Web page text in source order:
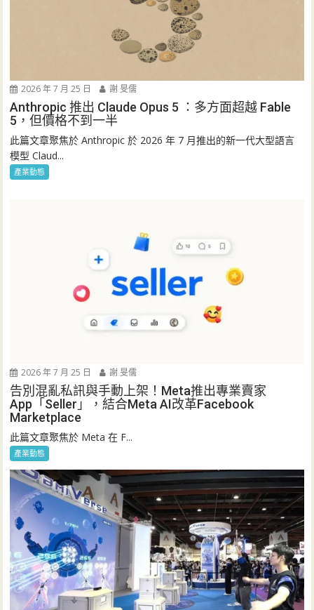
2026 年 7 月 25 日 謝 旻儒
Anthropic 推出 Claude Opus 5 ：多方面超越 Fable
5，但價格不到一半
此篇文章聚焦於 Anthropic 於 2026 年 7 月推出的新一代大型語言
模型 Claud...
產業動態
2026 年 7 月 25 日 謝 旻儒
告別混亂私訊與手動上架！Meta推出專業賣家
App「Seller」，結合Meta AI改革Facebook
Marketplace
此篇文章聚焦於 Meta 在 F...
產業動態